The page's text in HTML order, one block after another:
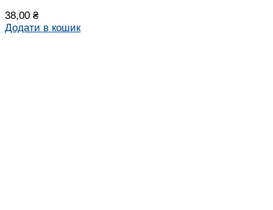
38,00 ₴
Додати в кошик